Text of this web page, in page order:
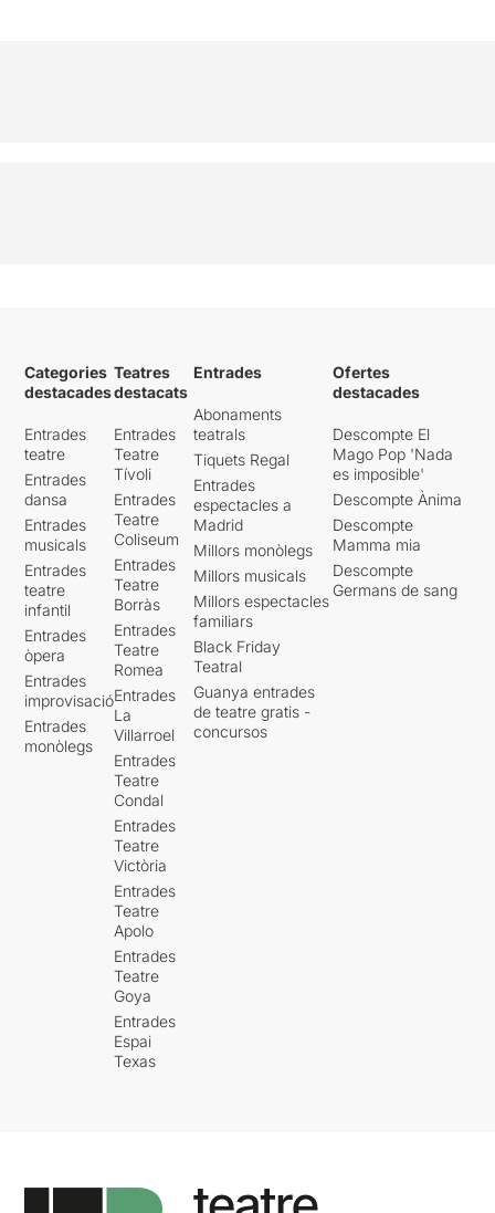
Categories
destacades
Entrades
teatre
Entrades
dansa
Entrades
musicals
Entrades
teatre
infantil
Entrades
òpera
Entrades
improvisació
Entrades
monòlegs
Teatres
destacats
Entrades
Teatre
Tívoli
Entrades
Teatre
Coliseum
Entrades
Teatre
Borràs
Entrades
Teatre
Romea
Entrades
La
Villarroel
Entrades
Teatre
Condal
Entrades
Teatre
Victòria
Entrades
Teatre
Apolo
Entrades
Teatre
Goya
Entrades
Espai
Texas
Entrades
Abonaments
teatrals
Tiquets Regal
Entrades
espectacles a
Madrid
Millors monòlegs
Millors musicals
Millors espectacles
familiars
Black Friday
Teatral
Guanya entrades
de teatre gratis -
concursos
Ofertes
destacades
Descompte El
Mago Pop 'Nada
es imposible'
Descompte Ànima
Descompte
Mamma mia
Descompte
Germans de sang